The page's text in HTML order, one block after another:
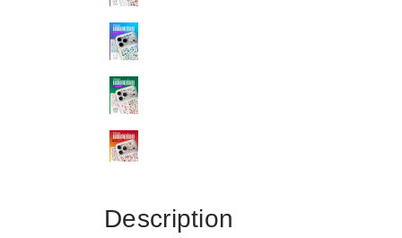
Description